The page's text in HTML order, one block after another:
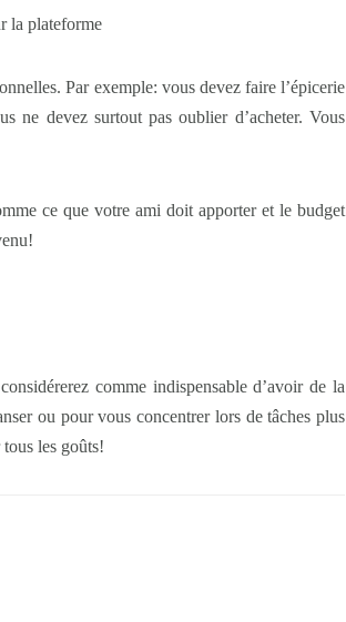
Par exemple: vous devez faire l’épicerie
ne devez surtout pas oublier d’acheter. Vous
ce que votre ami doit apporter et le budget
comme indispensable d’avoir de la
ou pour vous concentrer lors de tâches plus
les goûts!